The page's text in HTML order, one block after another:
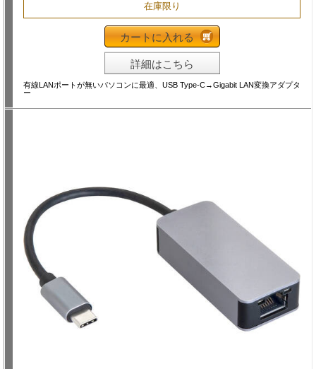
在庫限り
カートに入れる
詳細はこちら
有線LANポートが無いパソコンに最適、USB Type-C→Gigabit LAN変換アダプタ
ー